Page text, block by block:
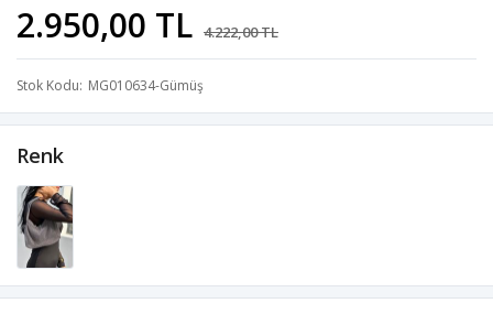
2.950,00 TL 4.222,00 TL
Stok Kodu MG010634-Gümüş
Renk